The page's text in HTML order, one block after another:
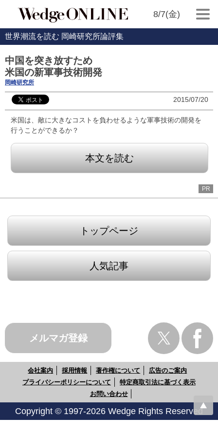
8/7(金)
世界潮流を読む 岡崎研究所論評集
中国を突き放すため
米国の新軍事技術開発
岡崎研究所
2015/07/20
米国は、敵に大きなコストを負わせるような軍事技術の開発を
行うことができるか？
本文を読む
PR
トップページ
人気記事
メルマガ登録
会社案内 採用情報 著作権について
広告のご案内
プライバシーポリシーについて
特定商取引法に基づく表示
お問い合わせ
Copyright © 1997-2026 Wedge Rights Reserved